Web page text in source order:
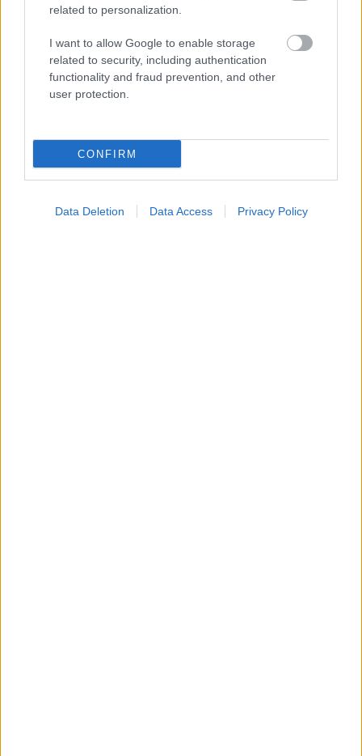
related to personalization.
I want to allow Google to enable storage
related to security, including authentication
functionality and fraud prevention, and other
user protection.
CONFIRM
Data Deletion Data Access Privacy Policy